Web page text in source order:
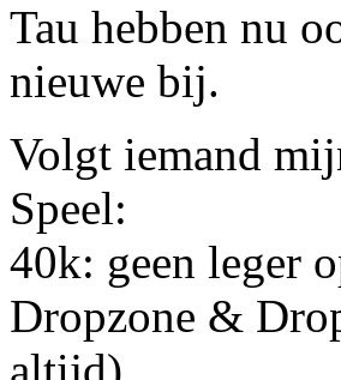
Tau hebben nu
nieuwe bij.
Volgt iemand
Speel:
40k: geen leger
Dropzone &